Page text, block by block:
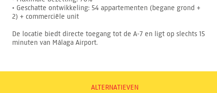
• Geschatte ontwikkeling: 54 appartementen (begane grond +
2) + commerciële unit
De locatie biedt directe toegang tot de A-7 en ligt op slechts 15
minuten van Málaga Airport.
ALTERNATIEVEN